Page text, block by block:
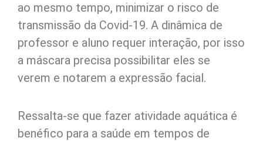
ao mesmo tempo, minimizar o risco de
transmissão da Covid-19. A dinâmica de
professor e aluno requer interação, por isso
a máscara precisa possibilitar eles se
verem e notarem a expressão facial.
Ressalta-se que fazer atividade aquática é
benéfico para a saúde em tempos de